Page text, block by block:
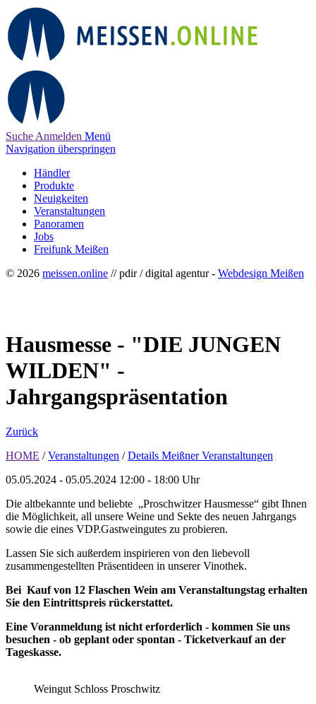
Suche Anmelden Menü
Navigation überspringen
Händler
Produkte
Neuigkeiten
Veranstaltungen
Panoramen
Jobs
Freifunk Meißen
© 2026 meissen.online // pdir / digital agentur - Webdesign Meißen
Hausmesse - "DIE JUNGEN
WILDEN" -
Jahrgangspräsentation
Zurück
HOME / Veranstaltungen / Details Meißner Veranstaltungen
05.05.2024 - 05.05.2024 12:00 - 18:00 Uhr
Die altbekannte und beliebte „Proschwitzer Hausmesse“ gibt Ihnen
die Möglichkeit, all unsere Weine und Sekte des neuen Jahrgangs
sowie die eines VDP.Gastweingutes zu probieren.
Lassen Sie sich außerdem inspirieren von den liebevoll
zusammengestellten Präsentideen in unserer Vinothek.
Bei Kauf von 12 Flaschen Wein am Veranstaltungstag erhalten
Sie den Eintrittspreis rückerstattet.
Eine Voranmeldung ist nicht erforderlich - kommen Sie uns
besuchen - ob geplant oder spontan - Ticketverkauf an der
Tageskasse.
Weingut Schloss Proschwitz